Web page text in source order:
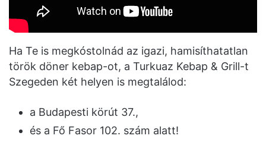
Ha Te is megkóstolnád az igazi, hamisíthatatlan
török döner kebap-ot, a Turkuaz Kebap & Grill-t
Szegeden két helyen is megtalálod:
a Budapesti körút 37.,
és a Fő Fasor 102. szám alatt!